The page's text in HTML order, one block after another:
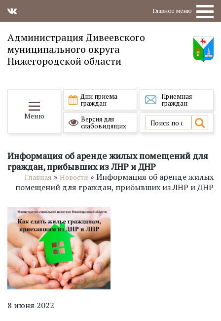
Главное меню
Администрация Дивеевского
муниципального округа
Нижегородской области
Меню
Дни приема
граждан
Приемная
граждан
Версия для
слабовидящих
Информация об аренде жилых помещений для
граждан, прибывших из ЛНР и ДНР
Главная » Новости » Информация об аренде жилых
помещений для граждан, прибывших из ЛНР и ДНР
8 июня 2022